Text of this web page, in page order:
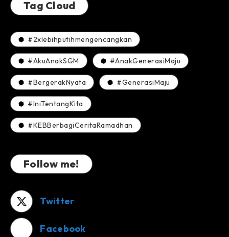
Tag Cloud
#2xlebihputihmengencangkan
#AkuAnakSGM #AnakGenerasiMaju
#BergerakNyata #GenerasiMaju
#IniTentangKita
#KEBBerbagiCeritaRamadhan
Follow me!
Twitter
Facebook